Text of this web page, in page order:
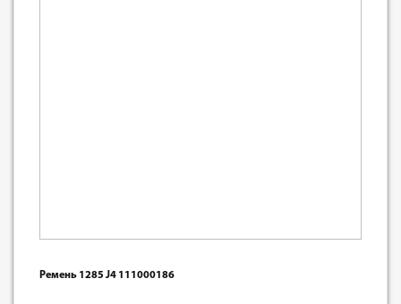
Ремень 1285 J4 111000186